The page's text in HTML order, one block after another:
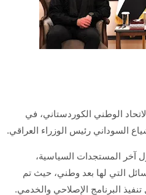
الوطني الكوردستاني، في
السوداني رئيس الوزراء العراقي.
آخر المستجدات السياسية،
التي لها بعد وطني، حيث تم
البرنامج الإصلاحي والخدمي.